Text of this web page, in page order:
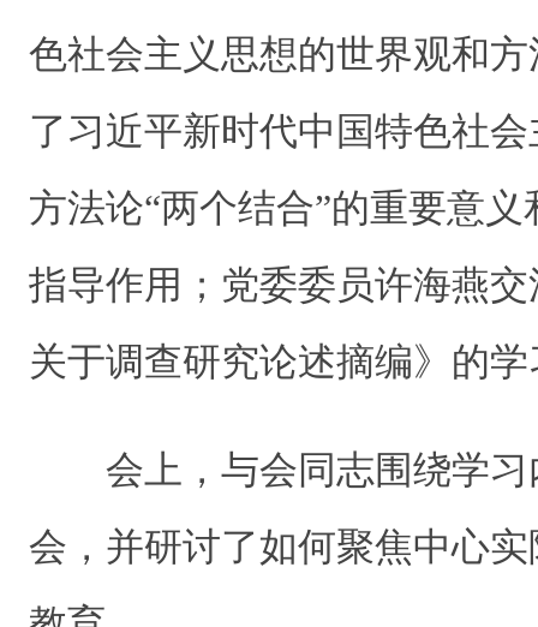
色社会主义思想的世界观和
了习近平新时代中国特色社
方法论“两个结合”的重要意
指导作用；党委委员许海燕
关于调查研究论述摘编》的
会上，与会同志围绕学
会，并研讨了如何聚焦中心